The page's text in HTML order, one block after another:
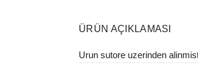
ÜRÜN AÇIKLAMASI
Urun sutore uzerinden